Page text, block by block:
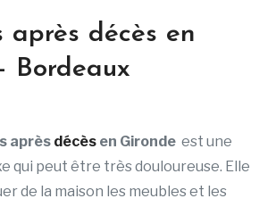
après décès en
Bordeaux
après décès en Gironde est une
qui peut être très douloureuse. Elle
de la maison les meubles et les